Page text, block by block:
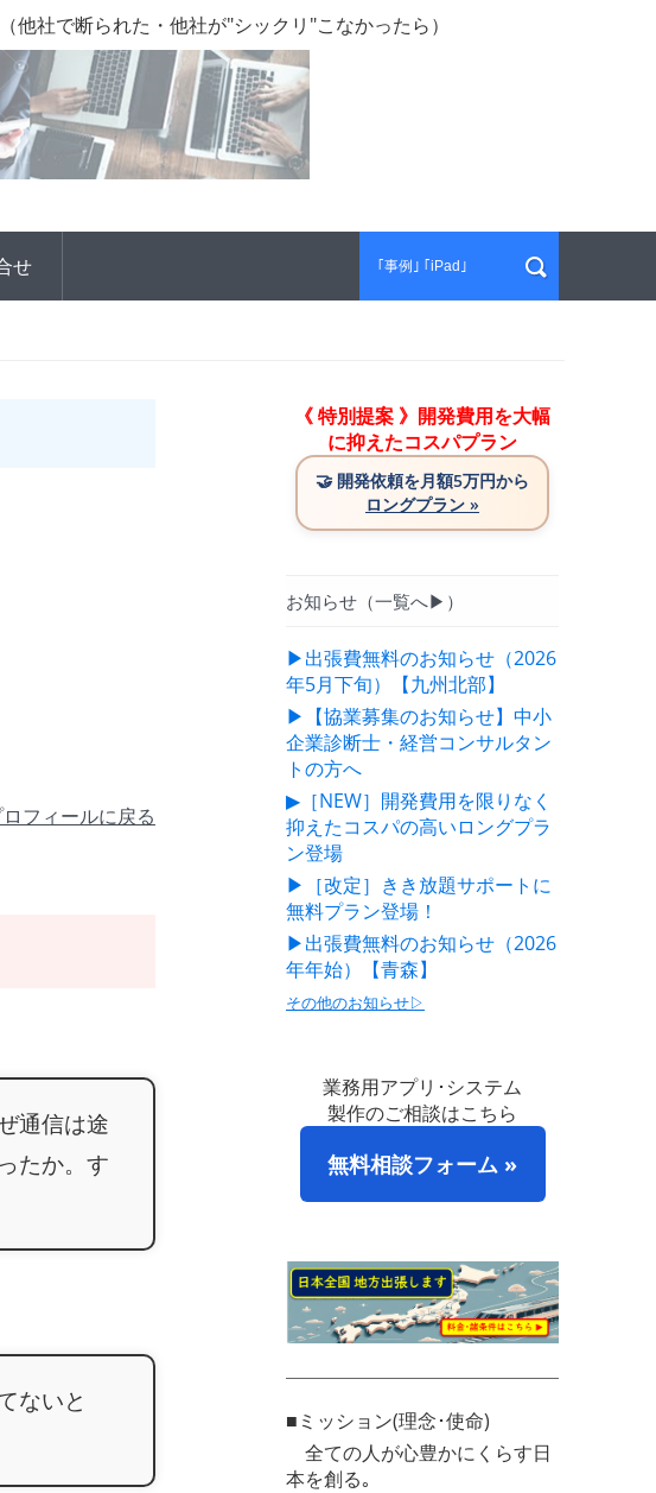
他社で断られた・他社が"シックリ"こなかったら）
せ
フィールに戻る
通信は途
たか。す
ないと
《 特別提案 》開発費用を大幅
に抑えたコスパプラン
🤝 開発依頼を月額5万円から
ロングプラン »
お知らせ（一覧へ▶）
▶出張費無料のお知らせ（2026
年5月下旬）【九州北部】
▶【協業募集のお知らせ】中小
企業診断士・経営コンサルタン
トの方へ
▶［NEW］開発費用を限りなく
抑えたコスパの高いロングプラ
ン登場
▶［改定］きき放題サポートに
無料プラン登場！
▶出張費無料のお知らせ（2026
年年始）【青森】
その他のお知らせ▷
業務用アプリ･システム
製作のご相談はこちら
無料相談フォーム »
■ミッション(理念･使命)
全ての人が心豊かにくらす日
本を創る｡